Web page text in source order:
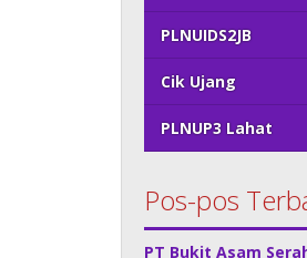
PLNUIDS2JB
Cik Ujang
PLNUP3 Lahat
Pos-pos
PT Bukit Asam